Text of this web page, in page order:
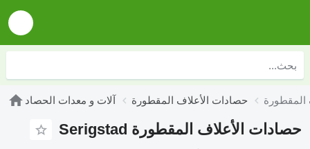
آلات و معدات الحصاد حصادات الأعلاف المقطورة
حصادات الأعلاف المقطورة Serigstad